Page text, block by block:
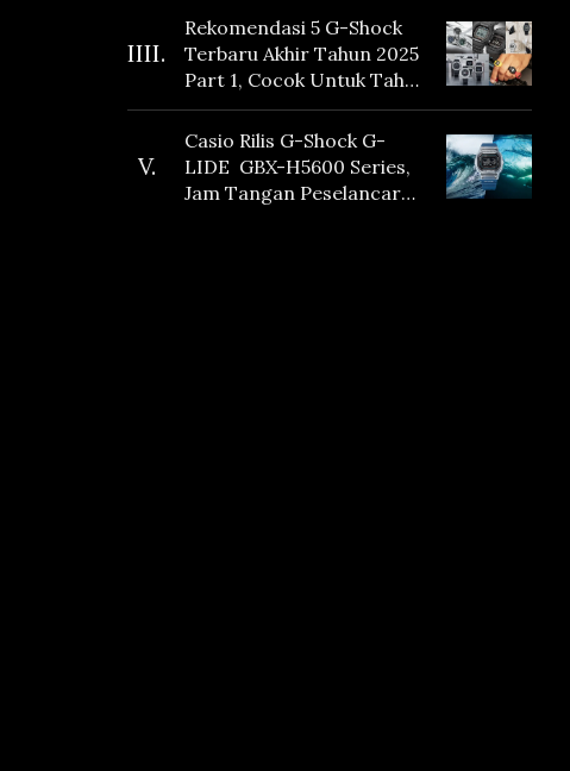
dan Fitur Vibration
IIII.
Rekomendasi 5 G-Shock
Terbaru Akhir Tahun 2025
Part 1, Cocok Untuk Tahun
Baru!
V.
Casio Rilis G-Shock G-
LIDE GBX-H5600 Series,
Jam Tangan Peselancar